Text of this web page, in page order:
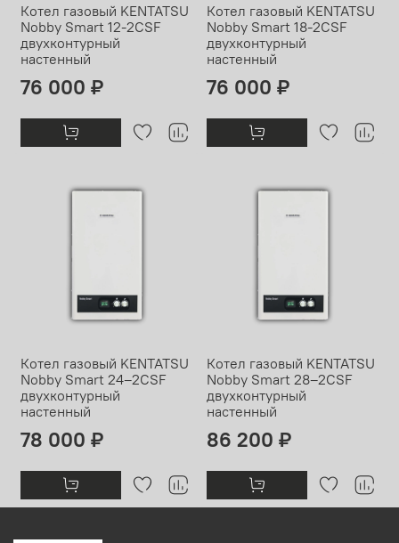
Котел газовый KENTATSU
Nobby Smart 12-2CSF
двухконтурный
настенный
76 000 ₽
Котел газовый KENTATSU
Nobby Smart 18-2CSF
двухконтурный
настенный
76 000 ₽
Котел газовый KENTATSU
Nobby Smart 24–2CSF
двухконтурный
настенный
78 000 ₽
Котел газовый KENTATSU
Nobby Smart 28–2CSF
двухконтурный
настенный
86 200 ₽